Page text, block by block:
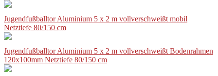
Jugendfußballtor Aluminium 5 x 2 m vollverschweißt mobil
Netztiefe 80/150 cm
Jugendfußballtor Aluminium 5 x 2 m vollverschweißt Bodenrahmen
120x100mm Netztiefe 80/150 cm